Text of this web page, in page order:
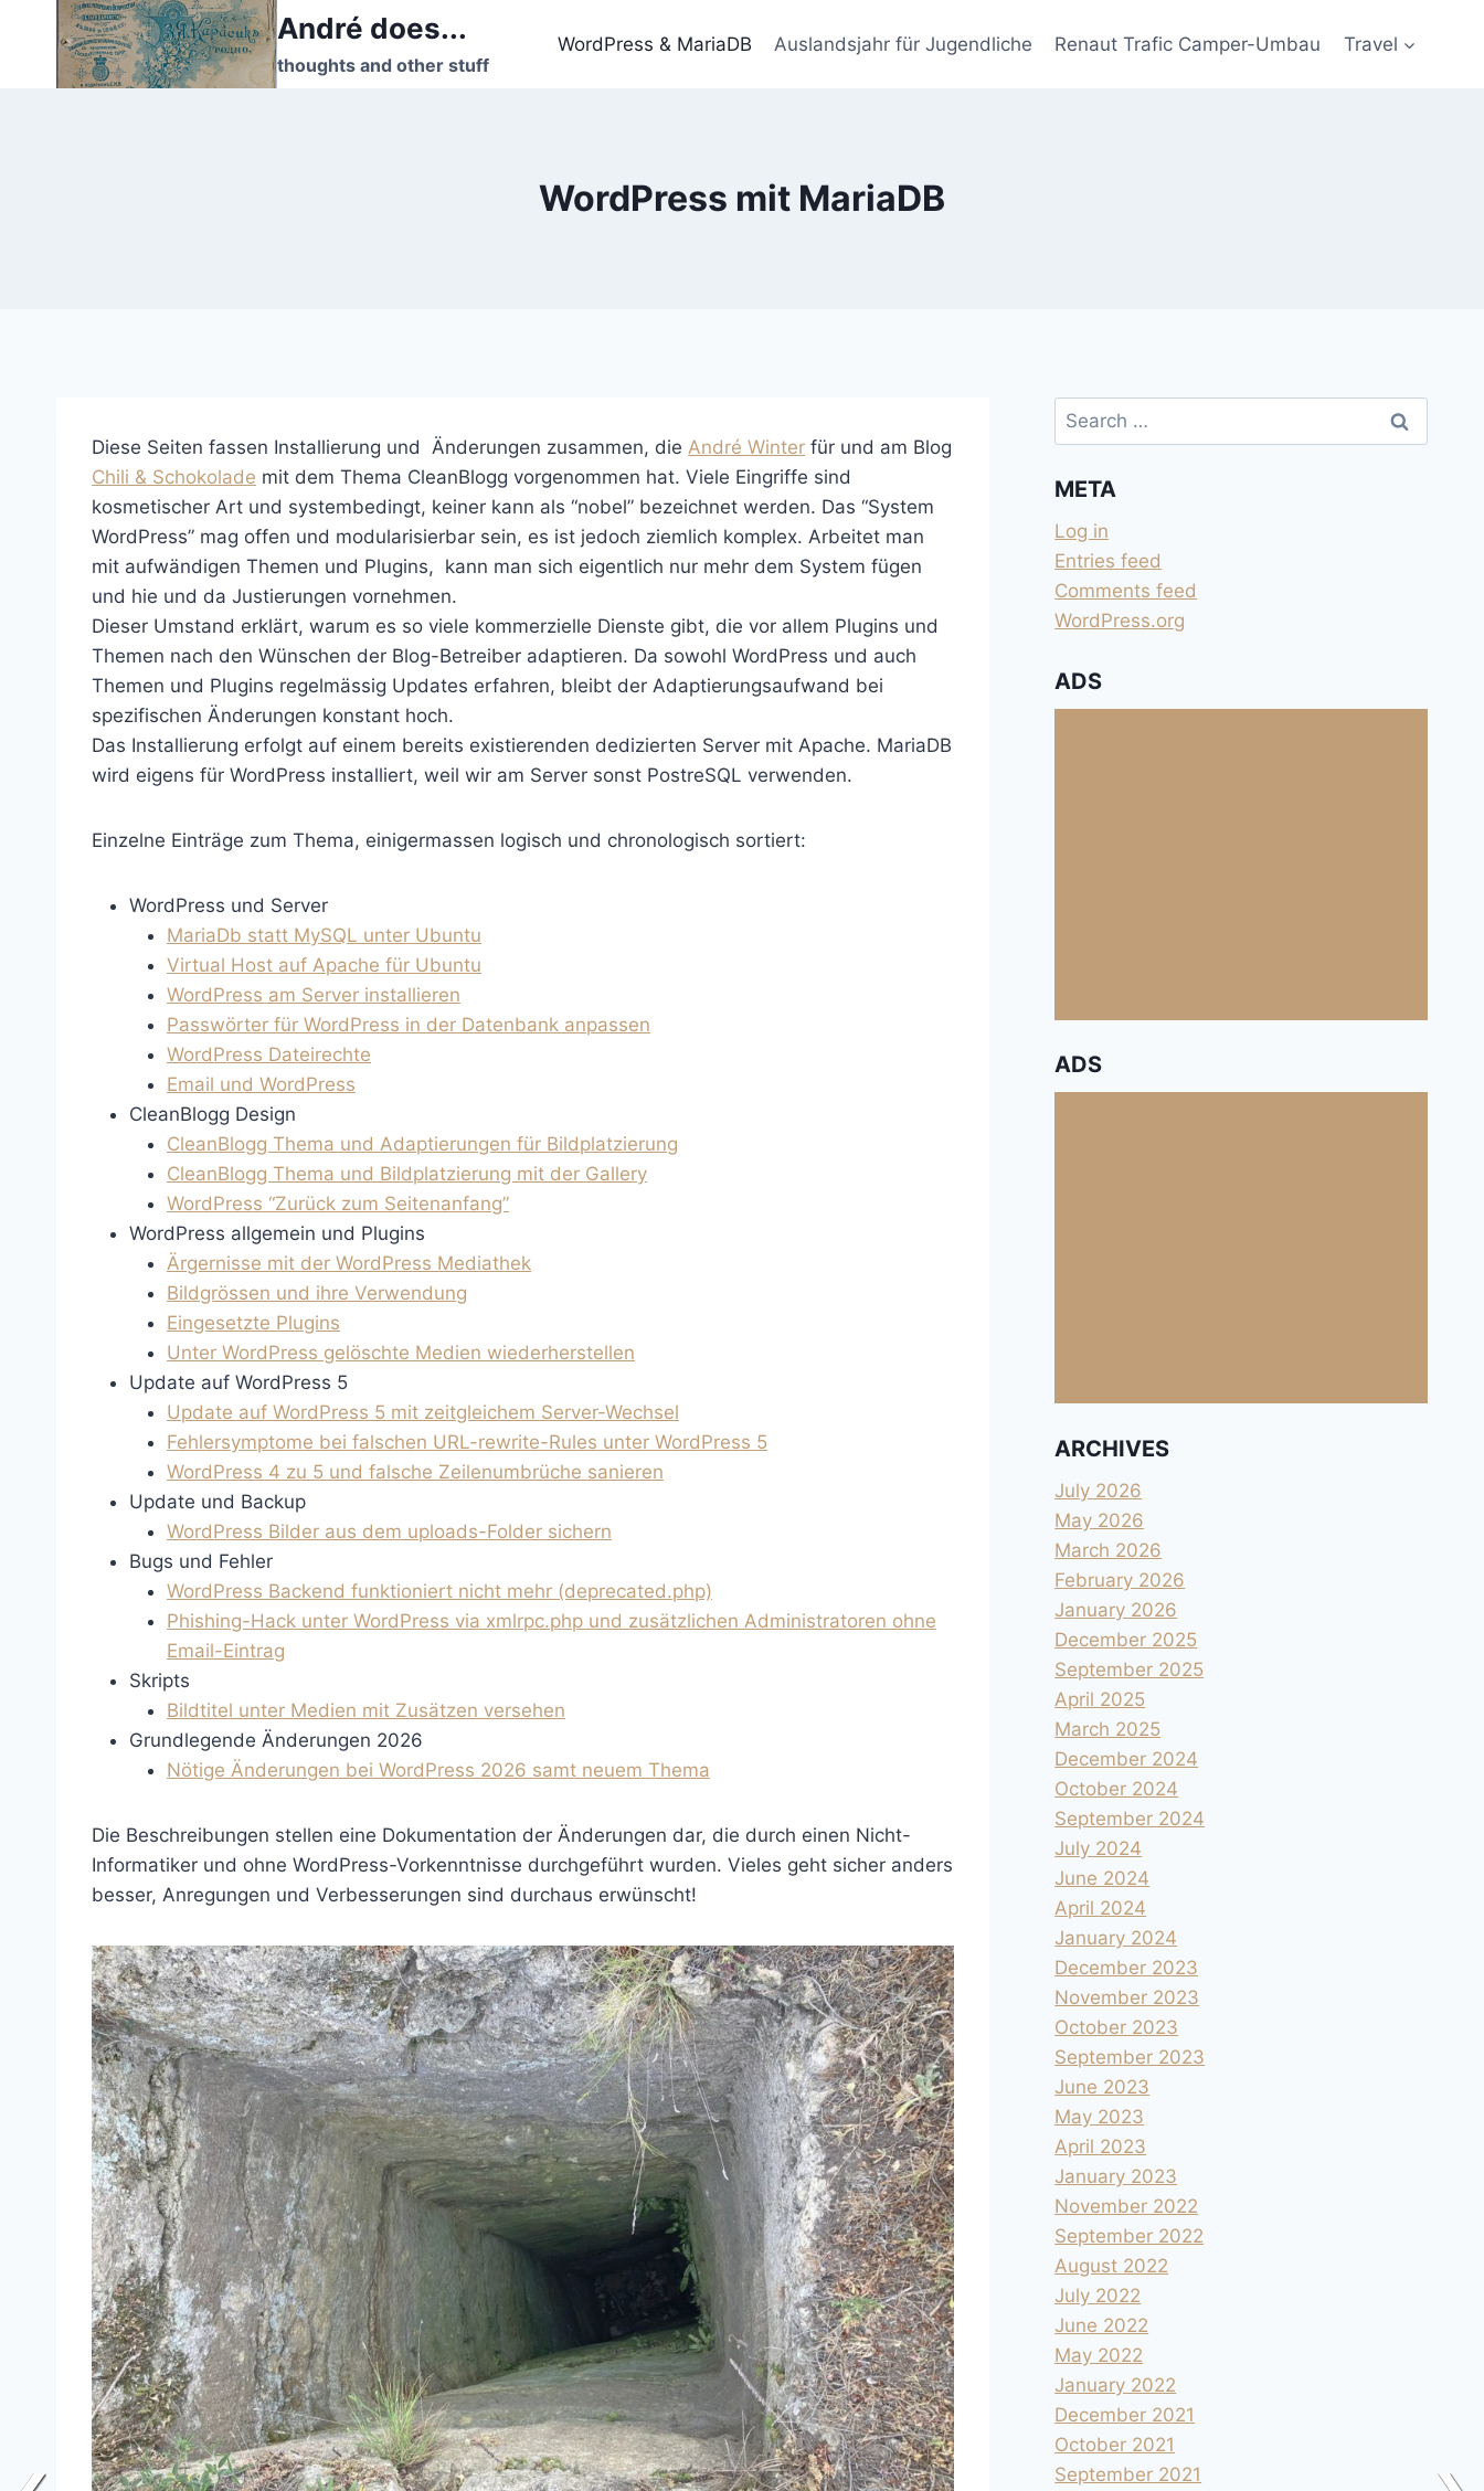
André does...
thoughts and other stuff
WordPress & MariaDB Auslandsjahr für Jugendliche Renaut Trafic Camper-Umbau Travel
WordPress mit MariaDB
Diese Seiten fassen Installierung und Änderungen zusammen, die André Winter für und am Blog
Chili & Schokolade mit dem Thema CleanBlogg vorgenommen hat. Viele Eingriffe sind
kosmetischer Art und systembedingt, keiner kann als “nobel” bezeichnet werden. Das “System
WordPress” mag offen und modularisierbar sein, es ist jedoch ziemlich komplex. Arbeitet man
mit aufwändigen Themen und Plugins, kann man sich eigentlich nur mehr dem System fügen
und hie und da Justierungen vornehmen.
Dieser Umstand erklärt, warum es so viele kommerzielle Dienste gibt, die vor allem Plugins und
Themen nach den Wünschen der Blog-Betreiber adaptieren. Da sowohl WordPress und auch
Themen und Plugins regelmässig Updates erfahren, bleibt der Adaptierungsaufwand bei
spezifischen Änderungen konstant hoch.
Das Installierung erfolgt auf einem bereits existierenden dedizierten Server mit Apache. MariaDB
wird eigens für WordPress installiert, weil wir am Server sonst PostreSQL verwenden.
Einzelne Einträge zum Thema, einigermassen logisch und chronologisch sortiert:
WordPress und Server
MariaDb statt MySQL unter Ubuntu
Virtual Host auf Apache für Ubuntu
WordPress am Server installieren
Passwörter für WordPress in der Datenbank anpassen
WordPress Dateirechte
Email und WordPress
CleanBlogg Design
CleanBlogg Thema und Adaptierungen für Bildplatzierung
CleanBlogg Thema und Bildplatzierung mit der Gallery
WordPress “Zurück zum Seitenanfang”
WordPress allgemein und Plugins
Ärgernisse mit der WordPress Mediathek
Bildgrössen und ihre Verwendung
Eingesetzte Plugins
Unter WordPress gelöschte Medien wiederherstellen
Update auf WordPress 5
Update auf WordPress 5 mit zeitgleichem Server-Wechsel
Fehlersymptome bei falschen URL-rewrite-Rules unter WordPress 5
WordPress 4 zu 5 und falsche Zeilenumbrüche sanieren
Update und Backup
WordPress Bilder aus dem uploads-Folder sichern
Bugs und Fehler
WordPress Backend funktioniert nicht mehr (deprecated.php)
Phishing-Hack unter WordPress via xmlrpc.php und zusätzlichen Administratoren ohne
Email-Eintrag
Skripts
Bildtitel unter Medien mit Zusätzen versehen
Grundlegende Änderungen 2026
Nötige Änderungen bei WordPress 2026 samt neuem Thema
Die Beschreibungen stellen eine Dokumentation der Änderungen dar, die durch einen Nicht-
Informatiker und ohne WordPress-Vorkenntnisse durchgeführt wurden. Vieles geht sicher anders
besser, Anregungen und Verbesserungen sind durchaus erwünscht!
Search
for:
META
Log in
Entries feed
Comments feed
WordPress.org
ADS
ADS
ARCHIVES
July 2026
May 2026
March 2026
February 2026
January 2026
December 2025
September 2025
April 2025
March 2025
December 2024
October 2024
September 2024
July 2024
June 2024
April 2024
January 2024
December 2023
November 2023
October 2023
September 2023
June 2023
May 2023
April 2023
January 2023
November 2022
September 2022
August 2022
July 2022
June 2022
May 2022
January 2022
December 2021
October 2021
September 2021